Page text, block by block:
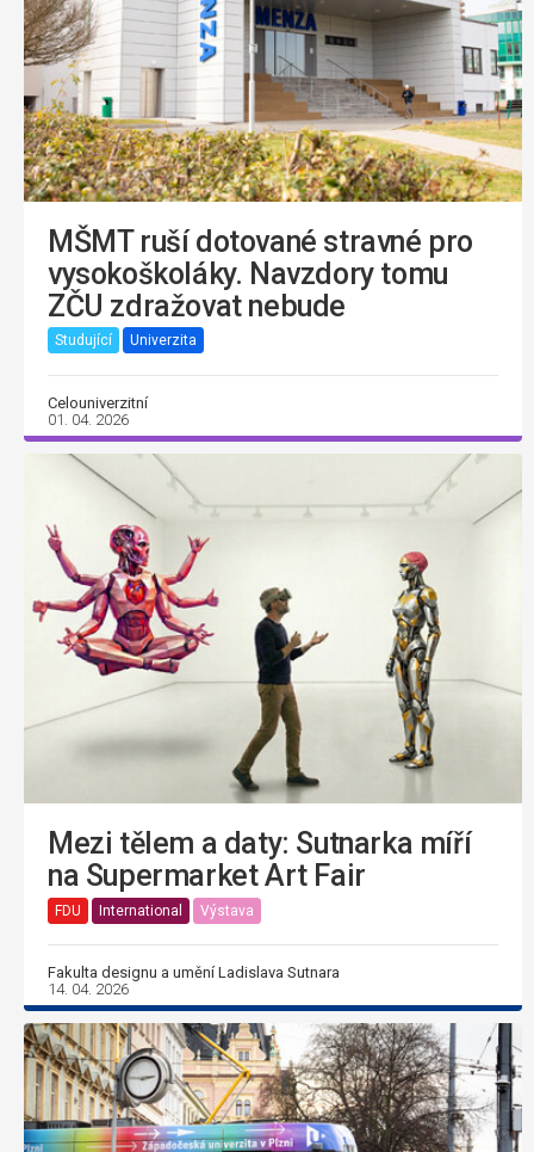
MŠMT ruší dotované stravné pro
vysokoškoláky. Navzdory tomu
ZČU zdražovat nebude
Studující Univerzita
Celouniverzitní
01. 04. 2026
Mezi tělem a daty: Sutnarka míří
na Supermarket Art Fair
FDU International Výstava
Fakulta designu a umění Ladislava Sutnara
14. 04. 2026